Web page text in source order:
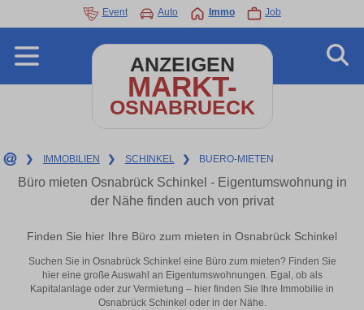
Event Auto Immo Job
ANZEIGEN
MARKT-
OSNABRUECK
❯ IMMOBILIEN ❯ SCHINKEL ❯ BUERO-MIETEN
Büro mieten Osnabrück Schinkel - Eigentumswohnung in
der Nähe finden auch von privat
Finden Sie hier Ihre Büro zum mieten in Osnabrück Schinkel
Suchen Sie in Osnabrück Schinkel eine Büro zum mieten? Finden Sie
hier eine große Auswahl an Eigentumswohnungen. Egal, ob als
Kapitalanlage oder zur Vermietung – hier finden Sie Ihre Immobilie in
Osnabrück Schinkel oder in der Nähe.